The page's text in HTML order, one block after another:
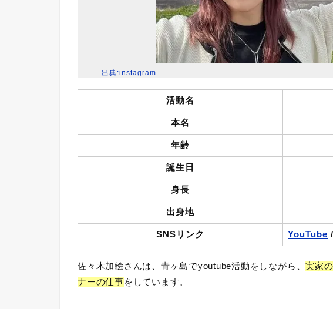
出典:instagram
活動名
本名
年齢
誕生日
身長
出身地
SNSリンク YouTube /
佐々木加絵さんは、青ヶ島でyoutube活動をしながら、実家
ナーの仕事をしています。